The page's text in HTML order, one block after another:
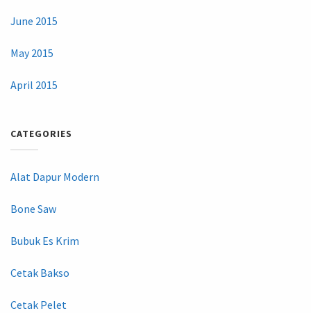
June 2015
May 2015
April 2015
CATEGORIES
Alat Dapur Modern
Bone Saw
Bubuk Es Krim
Cetak Bakso
Cetak Pelet